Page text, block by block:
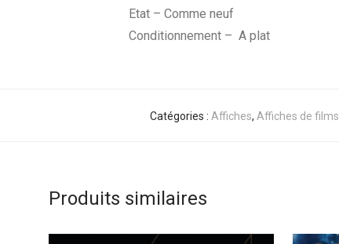
Etat – Comme neuf
Conditionnement – A plat
Catégories : Affiches, Affiches de films
Produits similaires